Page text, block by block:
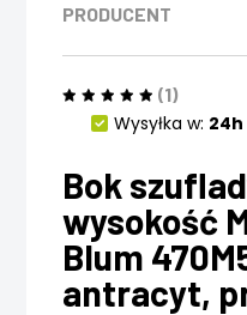
PRODUCENT
(1)
Wysyłka w: 24h
Bok
wysokość
Blum
antracyt,